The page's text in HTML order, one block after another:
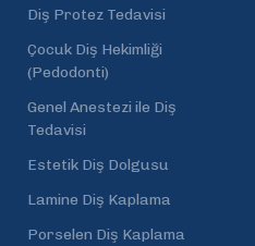
Diş Protez Tedavisi
Çocuk Diş Hekimliği
(Pedodonti)
Genel Anestezi ile Diş
Tedavisi
Estetik Diş Dolgusu
Lamine Diş Kaplama
Porselen Diş Kaplama